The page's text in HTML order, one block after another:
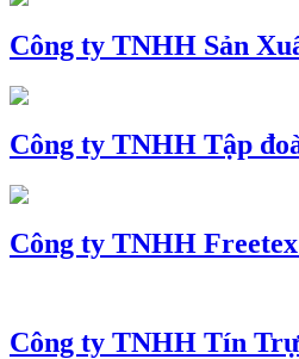
Công ty TNHH Sản
Công ty TNHH Tập
Công ty TNHH
Công ty TNHH Tín